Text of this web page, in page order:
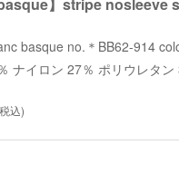
basque no.＊BB62-914
ナイロン 27％ ポリウレタ
込)